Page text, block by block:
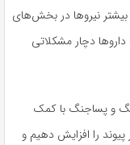
نیروها در بخش‌های
دچار مشکلاتی
و پساجنگ با کمک
را افزایش دهیم و